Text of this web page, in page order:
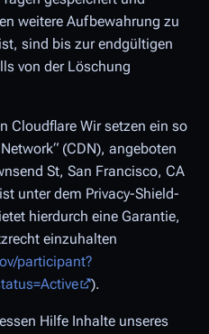
weitere Aufbewahrung zu
sind bis zur endgültigen
von der Löschung
Cloudflare Wir setzen ein so
(CDN), angeboten
St, San Francisco, CA
unter dem Privacy-Shield-
hierdurch eine Garantie,
einzuhalten
participant?
).
Hilfe Inhalte unseres